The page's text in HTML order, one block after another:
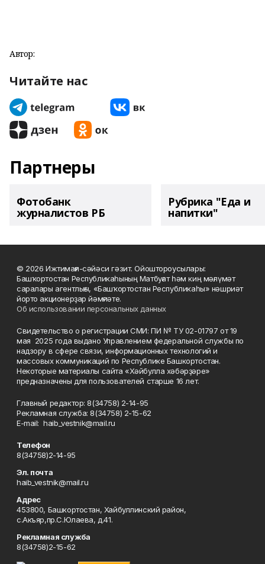
Автор:
Читайте нас
Партнеры
Фотобанк
журналистов РБ
Рубрика "Еда и
напитки"
© 2026 Ижтимағи-сәйәси гәзит. Ойоштороусылары:
Башҡортостан Республикаһының Матбуғат һәм киң мәғлүмәт
саралары агентлығы, «Башҡортостан Республикаһы» нәшриәт
йорто акционерҙар йәмғиәте.
Об использовании персональных данных
Свидетельство о регистрации СМИ: ПИ № ТУ 02-01797 от 19
мая 2025 года выдано Управлением федеральной службы по
надзору в сфере связи, информационных технологий и
массовых коммуникаций по Республике Башкортостан.
Некоторые материалы сайта «Хәйбулла хәбәрҙәре»
предназначены для пользователей старше 16 лет.
Главный редактор: 8(34758) 2-14-95
Рекламная служба: 8(34758) 2-15-62
Е-mаil: haib_vestnik@mail.ru
Телефон
8(34758)2-14-95
Эл. почта
haib_vestnik@mail.ru
Адрес
453800, Башкортостан, Хайбуллинский район,
с.Акъяр,пр.С.Юлаева, д.41.
Рекламная служба
8(34758)2-15-62